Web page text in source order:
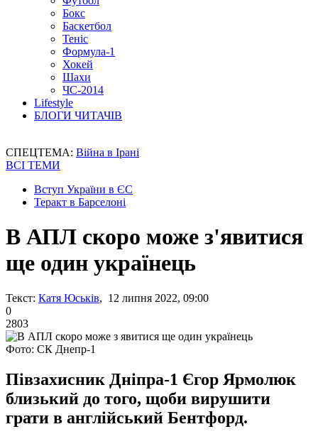
Бокс
Баскетбол
Теніс
Формула-1
Хокей
Шахи
ЧС-2014
Lifestyle
БЛОГИ ЧИТАЧІВ
СПЕЦТЕМА: Війна в Ірані
ВСІ ТЕМИ
Вступ України в ЄС
Теракт в Барселоні
В АПЛ скоро може з'явитися
ще один українець
Текст: Катя Юськів, 12 липня 2022, 09:00
0
2803
Фото: СК Днепр-1
Півзахисник Дніпра-1 Єгор Ярмолюк
близький до того, щоби вирушити
грати в англійський Бентфорд.